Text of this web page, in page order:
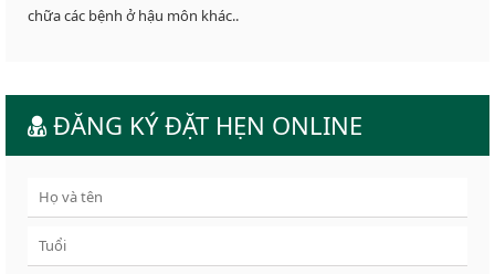
chữa các bệnh ở hậu môn khác..
ĐĂNG KÝ ĐẶT HẸN ONLINE